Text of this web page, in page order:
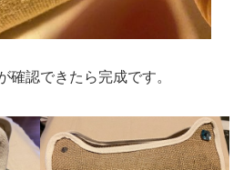
認できたら完成です。